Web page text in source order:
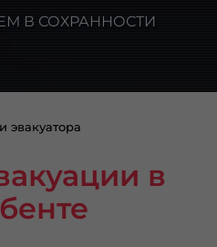
В СОХРАННОСТИ
эвакуатора
в